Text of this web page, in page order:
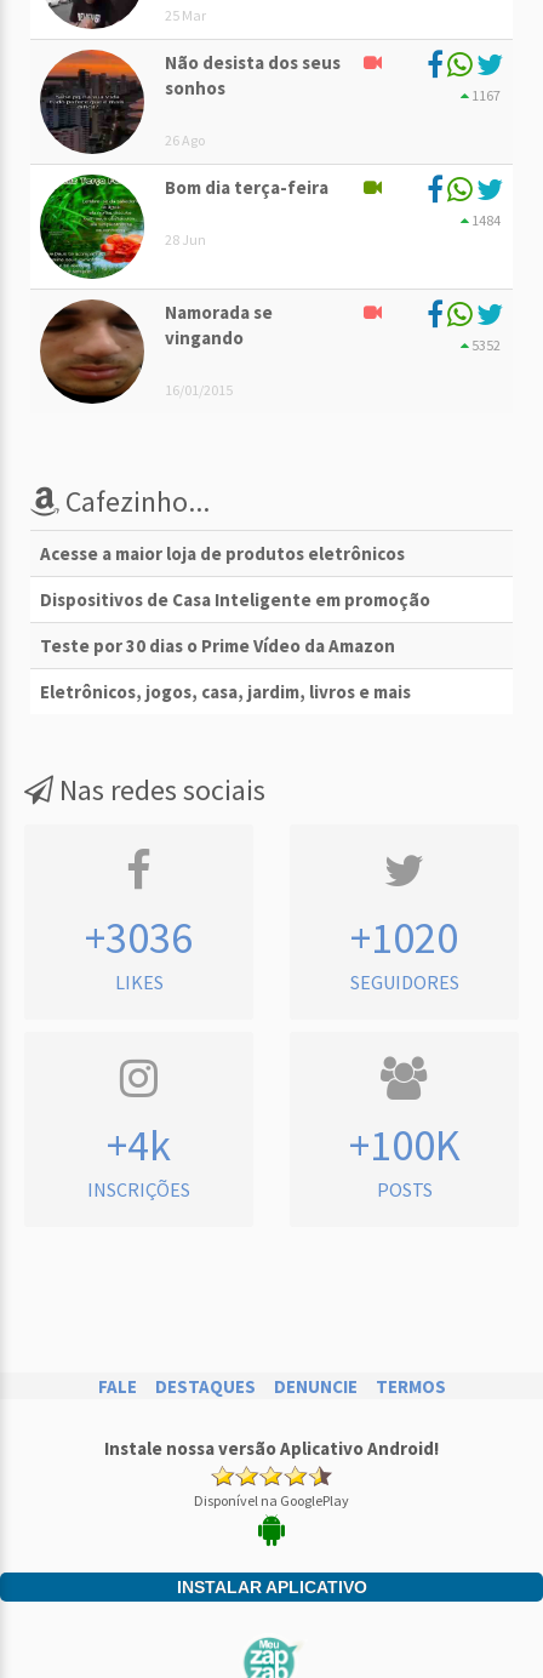
25 Mar
Não desista dos seus
sonhos
26 Ago
1167
Bom dia terça-feira
28 Jun
1484
Namorada se
vingando
16/01/2015
5352
Cafezinho...
Acesse a maior loja de produtos eletrônicos
Dispositivos de Casa Inteligente em promoção
Teste por 30 dias o Prime Vídeo da Amazon
Eletrônicos, jogos, casa, jardim, livros e mais
Nas redes sociais
+3036
LIKES
+1020
SEGUIDORES
+4k
INSCRIÇÕES
+100K
POSTS
FALE DESTAQUES DENUNCIE TERMOS
Instale nossa versão Aplicativo Android!
Disponível na GooglePlay
INSTALAR APLICATIVO